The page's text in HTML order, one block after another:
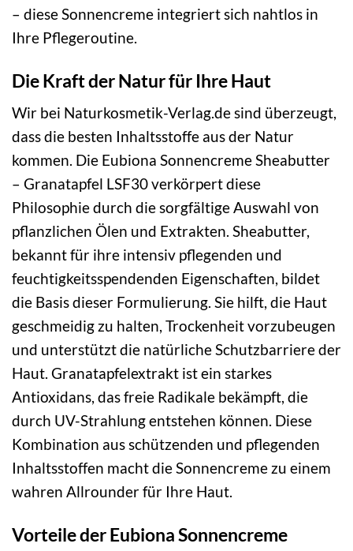
– diese Sonnencreme integriert sich nahtlos in
Ihre Pflegeroutine.
Die Kraft der Natur für Ihre Haut
Wir bei Naturkosmetik-Verlag.de sind überzeugt,
dass die besten Inhaltsstoffe aus der Natur
kommen. Die Eubiona Sonnencreme Sheabutter
– Granatapfel LSF30 verkörpert diese
Philosophie durch die sorgfältige Auswahl von
pflanzlichen Ölen und Extrakten. Sheabutter,
bekannt für ihre intensiv pflegenden und
feuchtigkeitsspendenden Eigenschaften, bildet
die Basis dieser Formulierung. Sie hilft, die Haut
geschmeidig zu halten, Trockenheit vorzubeugen
und unterstützt die natürliche Schutzbarriere der
Haut. Granatapfelextrakt ist ein starkes
Antioxidans, das freie Radikale bekämpft, die
durch UV-Strahlung entstehen können. Diese
Kombination aus schützenden und pflegenden
Inhaltsstoffen macht die Sonnencreme zu einem
wahren Allrounder für Ihre Haut.
Vorteile der Eubiona Sonnencreme